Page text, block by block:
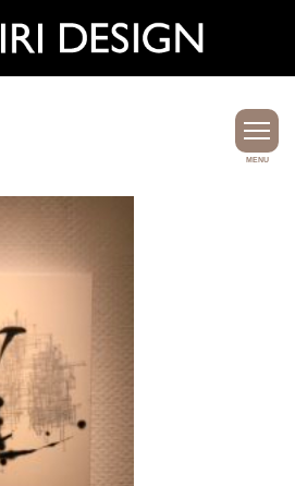
MENU